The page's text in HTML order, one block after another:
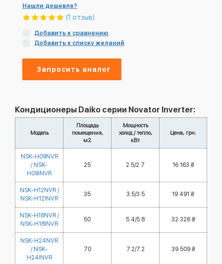
Нашли дешевле?
(1 отзыв)
Добавить к сравнению
Добавить к списку желаний
Запросить аналог
Кондиционеры Daiko серии Novator Inverter:
Модель
Площадь
помещения,
м2
Мощность
холод / тепло,
кВт
Цена, грн.
NSK-H09NVR
/ NSK-
H09INVR
25 2.5/2.7 16 163 ₴
NSK-H12NVR /
NSK-H12INVR
35 3.5/3.5 19 491 ₴
NSK-H18NVR /
NSK-H18INVR
50 5.4/5.8 32 326 ₴
NSK-H24NVR
/ NSK-
H24INVR
70 7.2/7.2 39 509 ₴